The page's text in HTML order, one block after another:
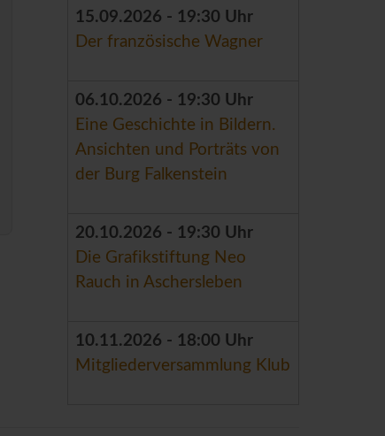
15.09.2026 - 19:30 Uhr
Der französische Wagner
06.10.2026 - 19:30 Uhr
Eine Geschichte in Bildern.
Ansichten und Porträts von
der Burg Falkenstein
20.10.2026 - 19:30 Uhr
Die Grafikstiftung Neo
Rauch in Aschersleben
10.11.2026 - 18:00 Uhr
Mitgliederversammlung Klub